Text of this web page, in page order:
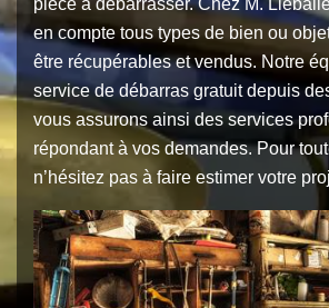
pièce à débarrasser. Chez M.
en compte tous types de bien ou
être récupérables et vendus. Notre
service de débarras gratuit depuis
vous assurons ainsi des services
répondant à vos demandes. Pour
n’hésitez pas à faire estimer votre